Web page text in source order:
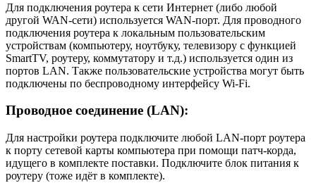
Для подключения роутера к сети Интернет (либо любой
другой WAN-сети) используется WAN-порт. Для проводного
подключения роутера к локальным пользовательским
устройствам (компьютеру, ноутбуку, телевизору с функцией
SmartTV, роутеру, коммутатору и т.д.) используется один из
портов LAN. Также пользовательские устройства могут быть
подключены по беспроводному интерфейсу Wi-Fi.
Проводное соединение (LAN):
Для настройки роутера подключите любой LAN-порт роутера
к порту сетевой карты компьютера при помощи патч-корда,
идущего в комплекте поставки. Подключите блок питания к
роутеру (тоже идёт в комплекте).